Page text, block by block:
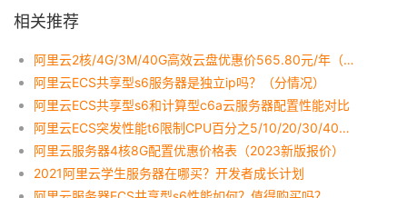
相关推荐
阿里云2核/4G/3M/40G高效云盘优惠价565.80元/年（ECS共享型s6）
阿里云ECS共享型s6服务器是独立ip吗？（分情况）
阿里云ECS共享型s6和计算型c6a云服务器配置性能对比
阿里云ECS突发性能t6限制CPU百分之5/10/20/30/40性能基线详解
阿里云服务器4核8G配置优惠价格表（2023新版报价）
2021阿里云学生服务器在哪买？开发者成长计划